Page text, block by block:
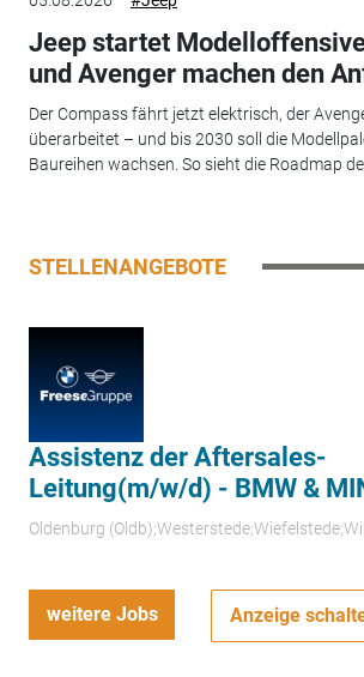
Jeep startet
und Avenger machen den
Der Compass fährt jetzt elektrisch, der
überarbeitet – und bis 2030 soll die
Baureihen wachsen. So sieht die Roadmap
STELLENANGEBOTE
Assistenz der Aftersales-
Leitung(m/w/d) - BMW &
Oldenburg
weitere Jobs Anzeige